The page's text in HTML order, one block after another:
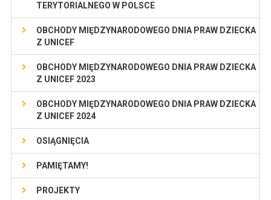
TERYTORIALNEGO W POLSCE
OBCHODY MIĘDZYNARODOWEGO DNIA PRAW DZIECKA
Z UNICEF
OBCHODY MIĘDZYNARODOWEGO DNIA PRAW DZIECKA
Z UNICEF 2023
OBCHODY MIĘDZYNARODOWEGO DNIA PRAW DZIECKA
Z UNICEF 2024
OSIĄGNIĘCIA
PAMIĘTAMY!
PROJEKTY